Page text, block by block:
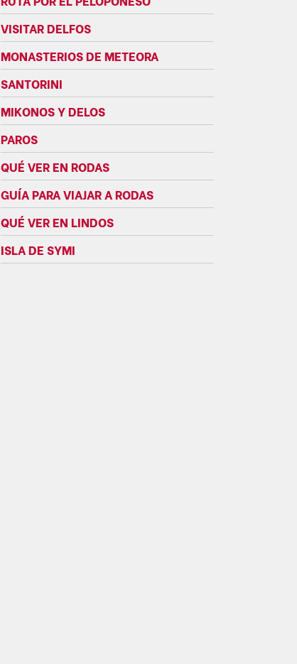
VISITAR DELFOS
MONASTERIOS DE METEORA
SANTORINI
MIKONOS Y DELOS
PAROS
QUÉ VER EN RODAS
GUÍA PARA VIAJAR A RODAS
QUÉ VER EN LINDOS
ISLA DE SYMI